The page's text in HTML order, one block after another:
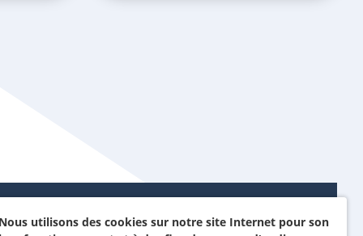
utilisons des cookies sur notre site Internet pour son